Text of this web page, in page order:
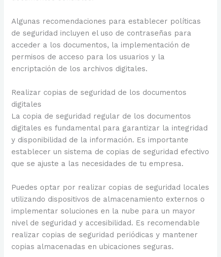
Algunas recomendaciones para establecer políticas
de seguridad incluyen el uso de contraseñas para
acceder a los documentos, la implementación de
permisos de acceso para los usuarios y la
encriptación de los archivos digitales.
Realizar copias de seguridad de los documentos
digitales
La copia de seguridad regular de los documentos
digitales es fundamental para garantizar la integridad
y disponibilidad de la información. Es importante
establecer un sistema de copias de seguridad efectivo
que se ajuste a las necesidades de tu empresa.
Puedes optar por realizar copias de seguridad locales
utilizando dispositivos de almacenamiento externos o
implementar soluciones en la nube para un mayor
nivel de seguridad y accesibilidad. Es recomendable
realizar copias de seguridad periódicas y mantener
copias almacenadas en ubicaciones seguras.